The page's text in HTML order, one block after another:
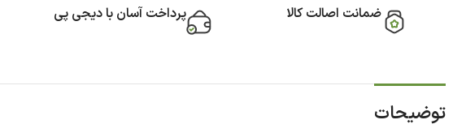
ضمانت اصالت کالا پرداخت آسان با دیجی پی
توضیحات